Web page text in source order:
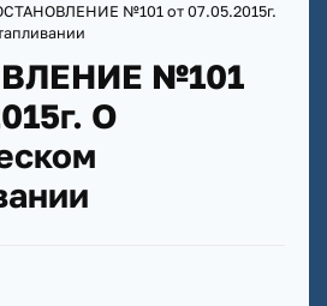
№101 от 07.05.2015г.
№101
О